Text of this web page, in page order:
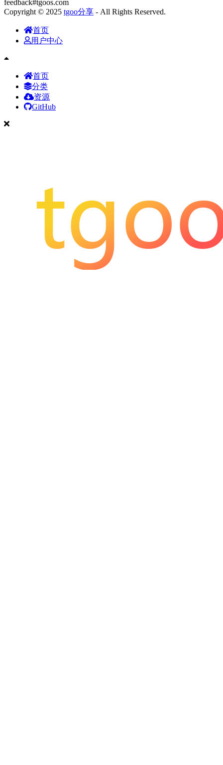
feedback#tgoos.com
Copyright © 2025 tgoo分享 - All Rights Reserved.
首页
用户中心
首页
分类
资源
GitHub